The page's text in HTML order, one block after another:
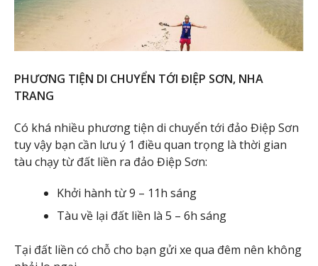
PHƯƠNG TIỆN DI CHUYỂN TỚI ĐIỆP SƠN, NHA
TRANG
Có khá nhiều phương tiện di chuyển tới đảo Điệp Sơn
tuy vậy bạn cần lưu ý 1 điều quan trọng là thời gian
tàu chạy từ đất liền ra đảo Điệp Sơn:
Khởi hành từ 9 – 11h sáng
Tàu về lại đất liền là 5 – 6h sáng
Tại đất liền có chỗ cho bạn gửi xe qua đêm nên không